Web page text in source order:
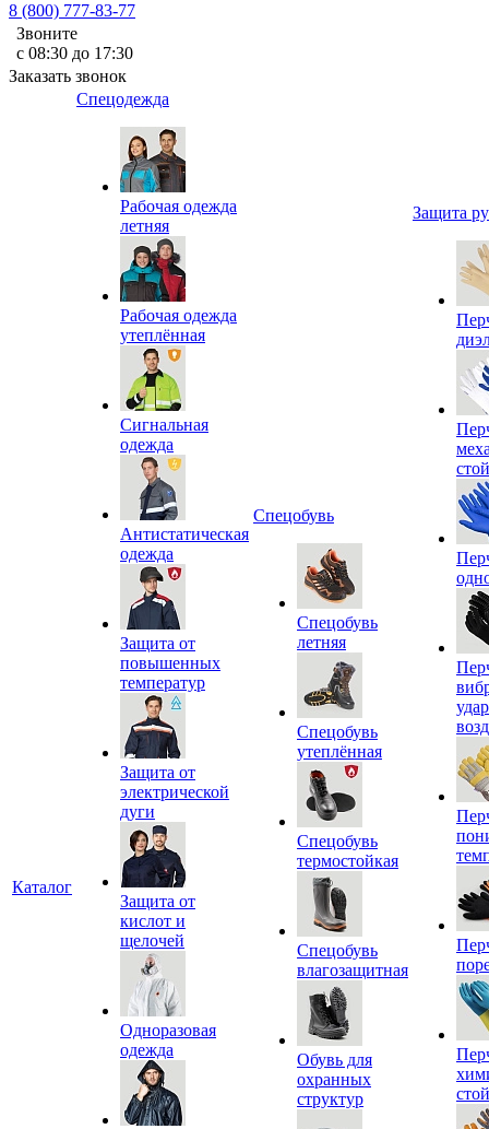
8 (800) 777-83-77
Звоните
с 08:30 до 17:30
Заказать звонок
Каталог
Спецодежда
Рабочая одежда
летняя
Рабочая одежда
утеплённая
Сигнальная
одежда
Антистатическая
одежда
Защита от
повышенных
температур
Защита от
электрической
дуги
Защита от
кислот и
щелочей
Одноразовая
одежда
Спецобувь
Спецобувь
летняя
Спецобувь
утеплённая
Спецобувь
термостойкая
Спецобувь
влагозащитная
Обувь для
охранных
структур
Защита